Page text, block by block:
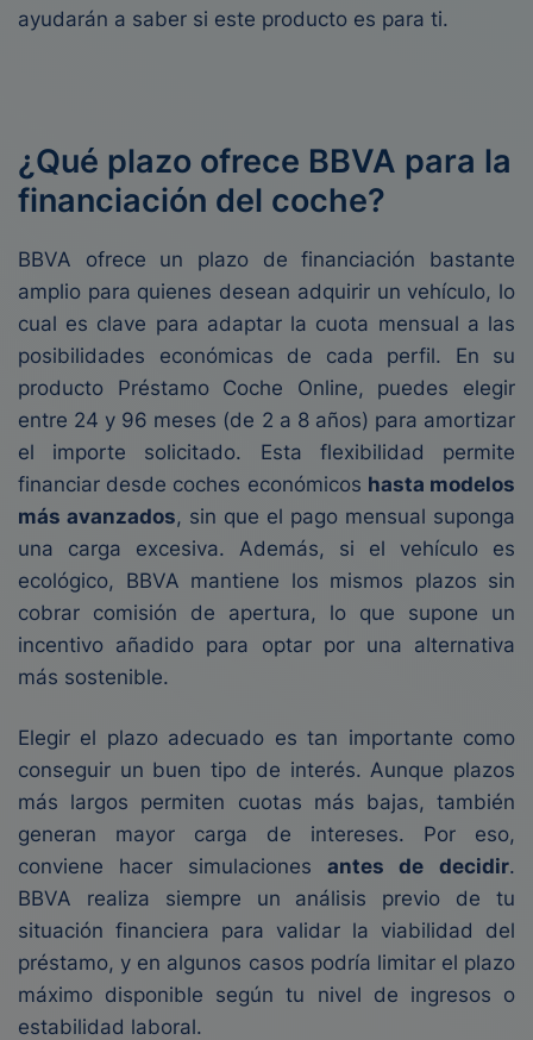
ayudarán a saber si este producto es para ti.
¿Qué plazo ofrece BBVA para la
financiación del coche?
BBVA ofrece un plazo de financiación bastante
amplio para quienes desean adquirir un vehículo, lo
cual es clave para adaptar la cuota mensual a las
posibilidades económicas de cada perfil. En su
producto Préstamo Coche Online, puedes elegir
entre 24 y 96 meses (de 2 a 8 años) para amortizar
el importe solicitado. Esta flexibilidad permite
financiar desde coches económicos hasta modelos
más avanzados, sin que el pago mensual suponga
una carga excesiva. Además, si el vehículo es
ecológico, BBVA mantiene los mismos plazos sin
cobrar comisión de apertura, lo que supone un
incentivo añadido para optar por una alternativa
más sostenible.
Elegir el plazo adecuado es tan importante como
conseguir un buen tipo de interés. Aunque plazos
más largos permiten cuotas más bajas, también
generan mayor carga de intereses. Por eso,
conviene hacer simulaciones antes de decidir.
BBVA realiza siempre un análisis previo de tu
situación financiera para validar la viabilidad del
préstamo, y en algunos casos podría limitar el plazo
máximo disponible según tu nivel de ingresos o
estabilidad laboral.